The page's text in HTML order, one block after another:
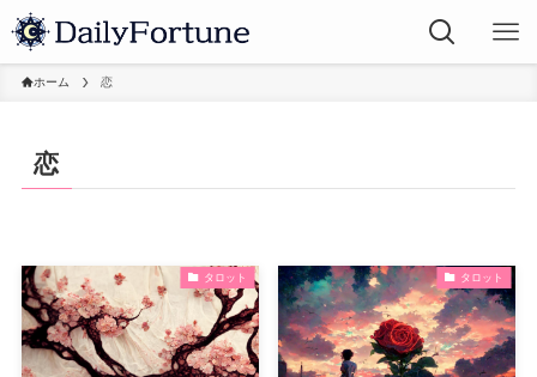
ホーム 恋
恋
タロット タロット